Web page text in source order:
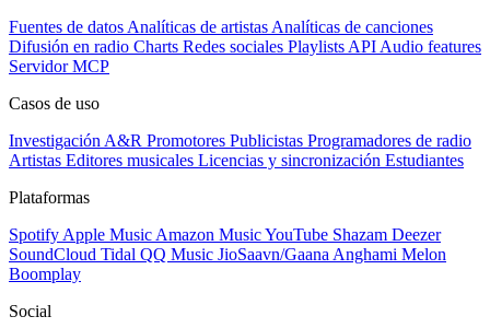
Fuentes de datos Analíticas de artistas Analíticas de canciones
Difusión en radio Charts Redes sociales Playlists API Audio features
Servidor MCP
Casos de uso
Investigación A&R Promotores Publicistas Programadores de radio
Artistas Editores musicales Licencias y sincronización Estudiantes
Plataformas
Spotify Apple Music Amazon MusicYouTube Shazam Deezer
SoundCloud Tidal QQ Music JioSaavn/Gaana Anghami Melon
Boomplay
Social